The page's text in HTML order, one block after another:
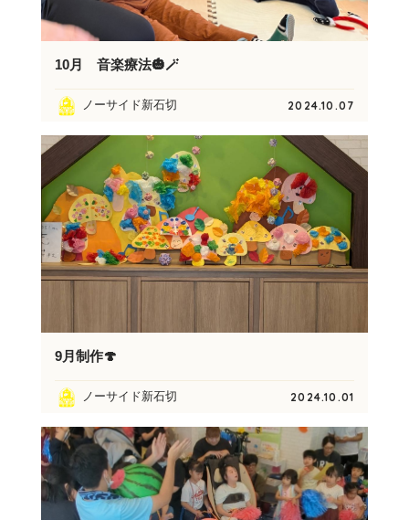
10月 音楽療法🎃🪄
ノーサイド新石切 2024.10.07
9月制作🍄
ノーサイド新石切 2024.10.01